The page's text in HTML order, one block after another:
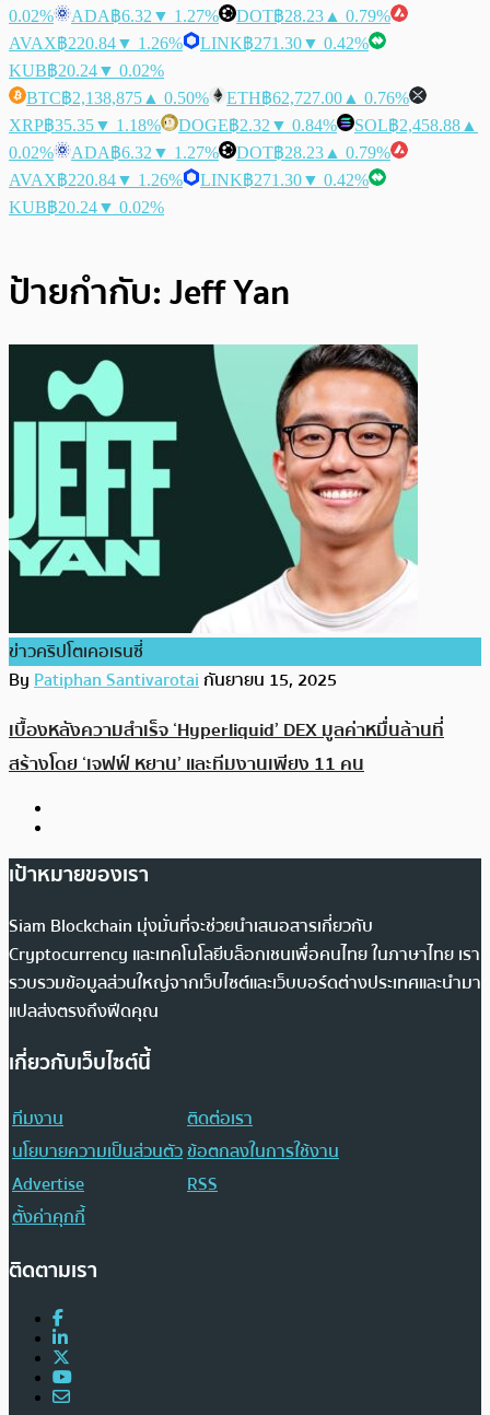
0.02%
ADA฿6.32 ▼ 1.27% DOT฿28.23 ▲ 0.79%
AVAX฿220.84▼ 1.26% LINK฿271.30▼ 0.42%
KUB฿20.24▼ 0.02%
BTC฿2,138,875 ▲ 0.50% ETH฿62,727.00 ▲ 0.76%
XRP฿35.35▼ 1.18% DOGE฿2.32 ▼ 0.84% SOL฿2,458.88 ▲
0.02%
ADA฿6.32 ▼ 1.27% DOT฿28.23 ▲ 0.79%
AVAX฿220.84▼ 1.26% LINK฿271.30▼ 0.42%
KUB฿20.24▼ 0.02%
ป้ายกำกับ:Jeff Yan
ข่าวคริปโตเคอเรนซี่
ByPatiphan Santivarotaiกันยายน 15, 2025
เบื้องหลังความสำเร็จ ‘Hyperliquid’ DEX มูลค่าหมื่นล้านที่
สร้างโดย ‘เจฟฟ์ หยาน’ และทีมงานเพียง 11 คน
เป้าหมายของเรา
Siam Blockchain มุ่งมั่นที่จะช่วยนำเสนอสารเกี่ยวกับ
Cryptocurrency และเทคโนโลยีบล็อกเชนเพื่อคนไทย ในภาษาไทย เรา
รวบรวมข้อมูลส่วนใหญ่จากเว็บไซต์และเว็บบอร์ดต่างประเทศและนำมา
แปลส่งตรงถึงฟีดคุณ
เกี่ยวกับเว็บไซต์นี้
ทีมงาน
ติดต่อเรา
นโยบายความเป็นส่วนตัวข้อตกลงในการใช้งาน
Advertise
RSS
ตั้งค่าคุกกี้
ติดตามเรา